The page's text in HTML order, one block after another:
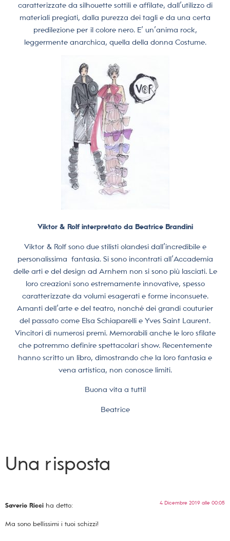
caratterizzate da silhouette sottili e affilate, dall’utilizzo di
materiali pregiati, dalla purezza dei tagli e da una certa
predilezione per il colore nero. E’ un’anima rock,
leggermente anarchica, quella della donna Costume.
Viktor & Rolf interpretato da Beatrice Brandini
Viktor & Rolf sono due stilisti olandesi dall’incredibile e
personalissima fantasia. Si sono incontrati all’Accademia
delle arti e del design ad Arnhem non si sono più lasciati. Le
loro creazioni sono estremamente innovative, spesso
caratterizzate da volumi esagerati e forme inconsuete.
Amanti dell’arte e del teatro, nonché dei grandi couturier
del passato come Elsa Schiaparelli e Yves Saint Laurent.
Vincitori di numerosi premi. Memorabili anche le loro sfilate
che potremmo definire spettacolari show. Recentemente
hanno scritto un libro, dimostrando che la loro fantasia e
vena artistica, non conosce limiti.
Buona vita a tutti!
Beatrice
Una risposta
Saverio Ricci ha detto: 4 Dicembre 2019 alle 00:05
Ma sono bellissimi i tuoi schizzi!